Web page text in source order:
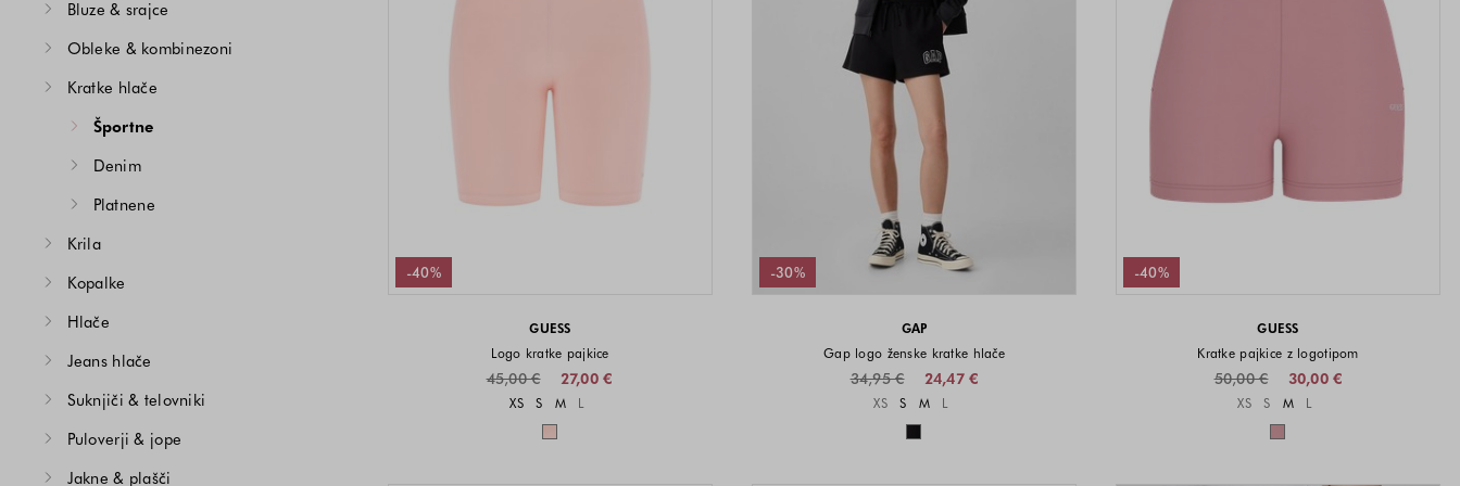
Bluze & srajce
Obleke & kombinezoni
Kratke hlače
Športne
Denim
Platnene
Krila
Kopalke
Hlače
Jeans hlače
Suknjiči & telovniki
Puloverji & jope
Jakne & plašči
-40%
GUESS
Logo kratke pajkice
27,00 €
45,00 €
Velikosti na voljo
XS S M L
Barve na voljo
-30%
GAP
Gap logo ženske kratke hlače
24,47 €
34,95 €
Velikosti na voljo
XS S M L
Barve na voljo
-40%
GUESS
Kratke pajkice z logotipom
30,00 €
50,00 €
Velikosti na voljo
XS S M L
Barve na voljo